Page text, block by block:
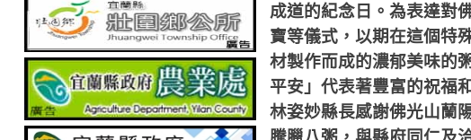
成道的紀念日。為表達對
寶等儀式，以期在這個特
材製作而成的濃郁美味的
平安」代表著豐富的祝福
林姿妙縣長感謝佛光山蘭